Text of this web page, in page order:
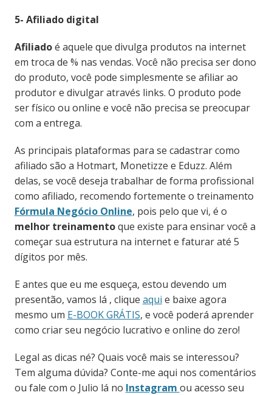
5- Afiliado digital
Afiliadoé aquele que divulga produtos na internet
em troca de % nas vendas. Você não precisa ser dono
do produto, você pode simplesmente se afiliar ao
produtor e divulgar através links. O produto pode
ser físico ou online e você não precisa se preocupar
com a entrega.
As principais plataformas para se cadastrar como
afiliado são a Hotmart, Monetizze e Eduzz. Além
delas, se você deseja trabalhar de forma profissional
como afiliado, recomendo fortemente o treinamento
Fórmula Negócio Online, pois pelo que vi, é o
melhor treinamentoque existe para ensinar você a
começar sua estrutura na internet e faturar até 5
dígitos por mês.
E antes que eu me esqueça, estou devendo um
presentão, vamos lá , clique aqui e baixe agora
mesmo um E-BOOK GRÁTIS, e você poderá aprender
como criar seu negócio lucrativo e online do zero!
Legal as dicas né? Quais você mais se interessou?
Tem alguma dúvida? Conte-me aqui nos comentários
ou fale com o Julio lá no Instagram ou acesso seu